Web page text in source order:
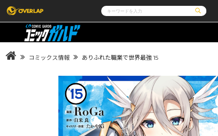
コミック
LiQulle
ライトノベル
ノベルスf
ポケットモンスター
オーバーラップ広報室
オーバーラップホールディングス
お問い合わ
オーバーラップ文庫 オーバーラップノベルス
コミックス情報 ありふれた職業で世界最強 15